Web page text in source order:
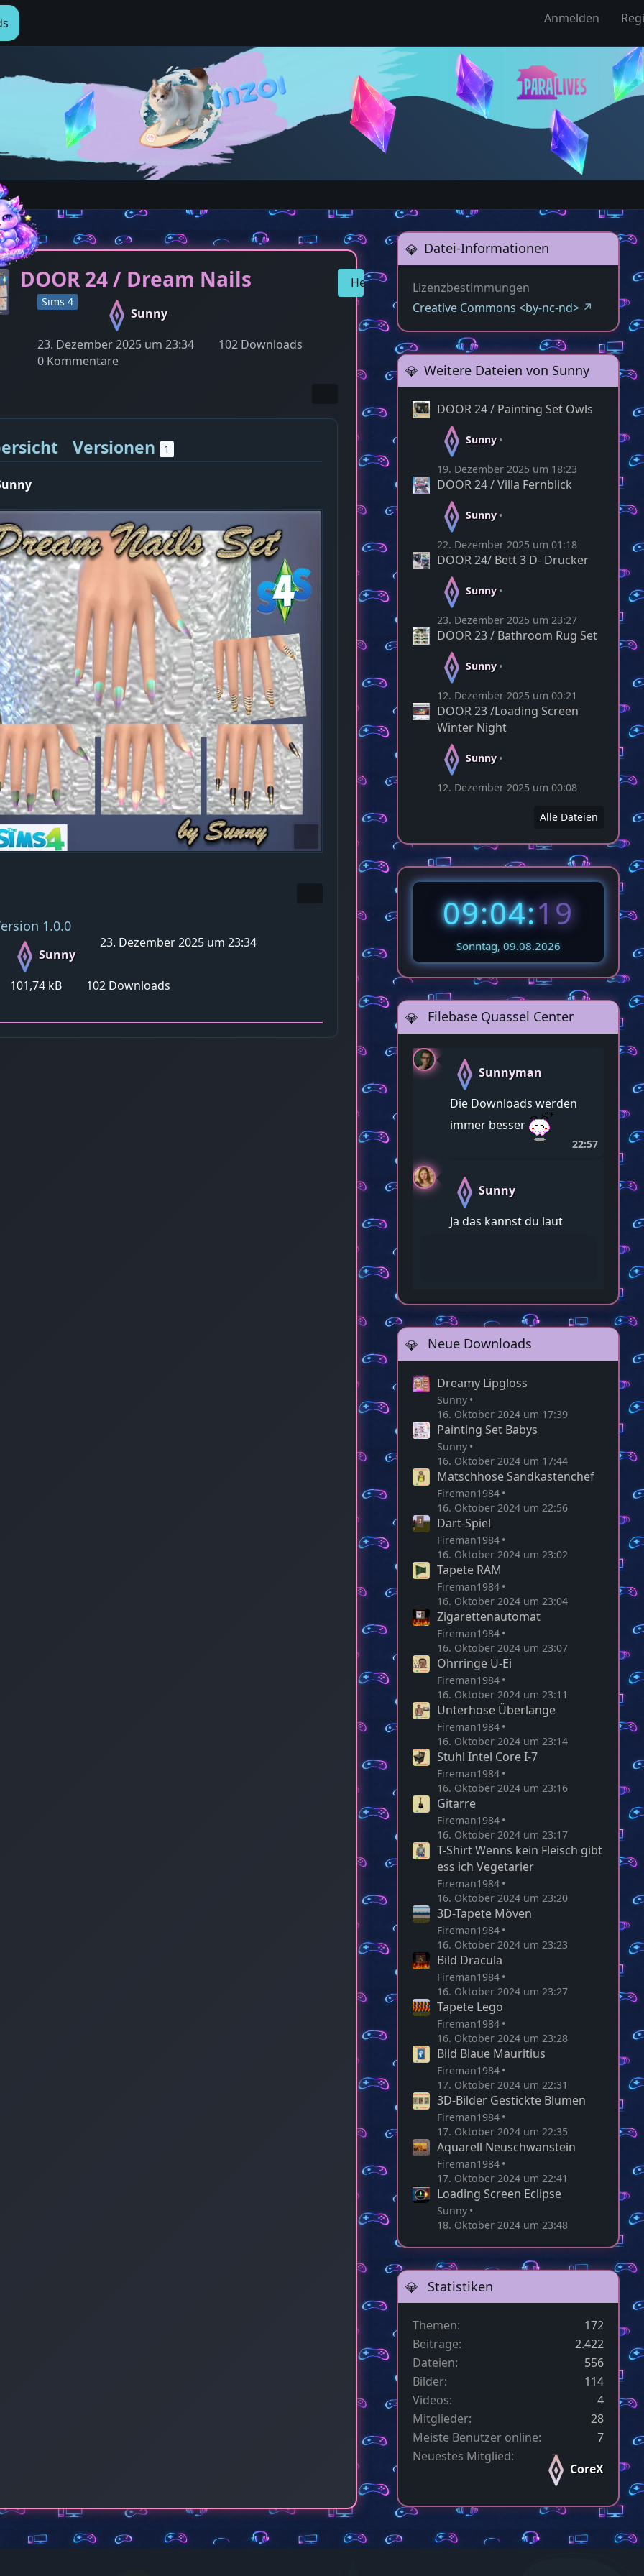
Anmelden
DOOR 24 / Dream Nails
Sims 4
Sunny
23. Dezember 2025 um 23:34
102 Downloads
0 Kommentare
Herunterladen
Versionen 1
1.0.0
Sunny
23. Dezember 2025 um 23:34
101,74 kB 102 Downloads
Datei-Informationen
Lizenzbestimmungen
Creative Commons <by-nc-nd>
Weitere Dateien von Sunny
DOOR 24 / Painting Set Owls
Sunny
19. Dezember 2025 um 18:23
DOOR 24 / Villa Fernblick
Sunny
22. Dezember 2025 um 01:18
DOOR 24/ Bett 3 D- Drucker
Sunny
23. Dezember 2025 um 23:27
DOOR 23 / Bathroom Rug Set
Sunny
12. Dezember 2025 um 00:21
DOOR 23 /Loading Screen
Winter Night
Sunny
12. Dezember 2025 um 00:08
Alle Dateien
09:04:21
Sonntag, 09.08.2026
Filebase Quassel Center
Sunnyman
Die Downloads werden
immer besser
22:57
Sunny
Ja das kannst du laut
22:58
Neue Downloads
Dreamy Lipgloss
Sunny
16. Oktober 2024 um 17:39
Painting Set Babys
Sunny
16. Oktober 2024 um 17:44
Matschhose Sandkastenchef
Fireman1984
16. Oktober 2024 um 22:56
Dart-Spiel
Fireman1984
16. Oktober 2024 um 23:02
Tapete RAM
Fireman1984
16. Oktober 2024 um 23:04
Zigarettenautomat
Fireman1984
16. Oktober 2024 um 23:07
Ohrringe Ü-Ei
Fireman1984
16. Oktober 2024 um 23:11
Unterhose Überlänge
Fireman1984
16. Oktober 2024 um 23:14
Stuhl Intel Core I-7
Fireman1984
16. Oktober 2024 um 23:16
Gitarre
Fireman1984
16. Oktober 2024 um 23:17
T-Shirt Wenns kein Fleisch gibt
ess ich Vegetarier
Fireman1984
16. Oktober 2024 um 23:20
3D-Tapete Möven
Fireman1984
16. Oktober 2024 um 23:23
Bild Dracula
Fireman1984
16. Oktober 2024 um 23:27
Tapete Lego
Fireman1984
16. Oktober 2024 um 23:28
Bild Blaue Mauritius
Fireman1984
17. Oktober 2024 um 22:31
3D-Bilder Gestickte Blumen
Fireman1984
17. Oktober 2024 um 22:35
Aquarell Neuschwanstein
Fireman1984
17. Oktober 2024 um 22:41
Loading Screen Eclipse
Sunny
18. Oktober 2024 um 23:48
Statistiken
Themen
172
Beiträge
2.422
Dateien
556
Bilder
114
Videos
4
Mitglieder
28
Meiste Benutzer online
7
Neuestes Mitglied
CoreX